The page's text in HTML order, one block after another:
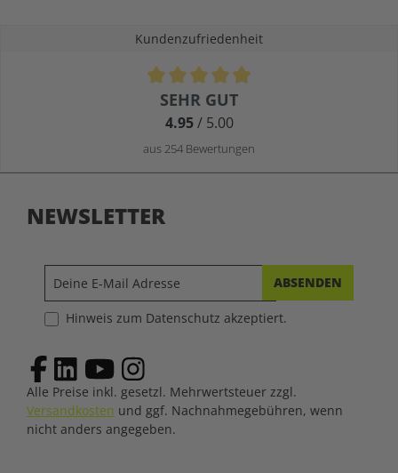
Kundenzufriedenheit
Durchschnittliche Bewertung von 4.9 von 5 Sternen
SEHR GUT
4.95/ 5.00
aus 254 Bewertungen
NEWSLETTER
ABSENDEN
Hinweis zum Datenschutz akzeptiert.
Alle Preise inkl. gesetzl. Mehrwertsteuer zzgl.
Versandkosten und ggf. Nachnahmegebühren, wenn
nicht anders angegeben.